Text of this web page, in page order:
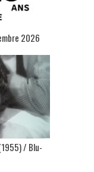
2026
/ Blu-